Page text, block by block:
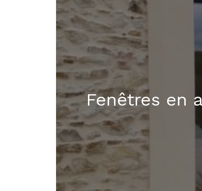
Fenêtres en